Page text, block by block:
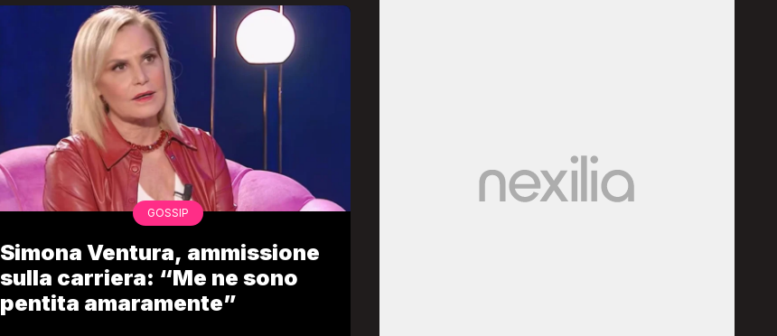
GOSSIP
Simona Ventura, ammissione
sulla carriera: “Me ne sono
pentita amaramente”